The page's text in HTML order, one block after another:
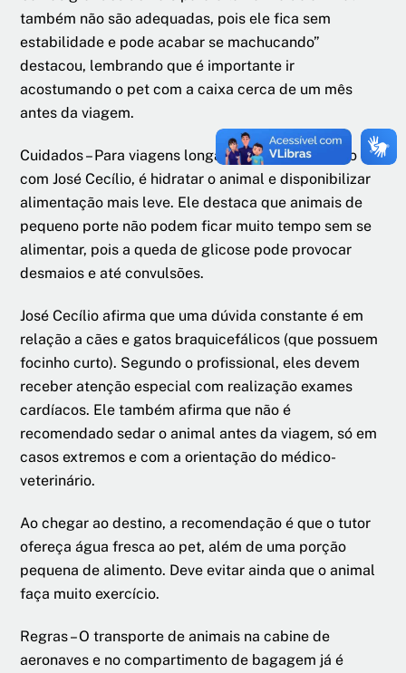
também não são adequadas, pois ele fica sem
estabilidade e pode acabar se machucando”
destacou, lembrando que é importante ir
acostumando o pet com a caixa cerca de um mês
antes da viagem.
Cuidados – Para viagens longas, o ideal, de acordo
com José Cecílio, é hidratar o animal e disponibilizar
alimentação mais leve. Ele destaca que animais de
pequeno porte não podem ficar muito tempo sem se
alimentar, pois a queda de glicose pode provocar
desmaios e até convulsões.
José Cecílio afirma que uma dúvida constante é em
relação a cães e gatos braquicefálicos (que possuem
focinho curto). Segundo o profissional, eles devem
receber atenção especial com realização exames
cardíacos. Ele também afirma que não é
recomendado sedar o animal antes da viagem, só em
casos extremos e com a orientação do médico-
veterinário.
Ao chegar ao destino, a recomendação é que o tutor
ofereça água fresca ao pet, além de uma porção
pequena de alimento. Deve evitar ainda que o animal
faça muito exercício.
Regras – O transporte de animais na cabine de
aeronaves e no compartimento de bagagem já é